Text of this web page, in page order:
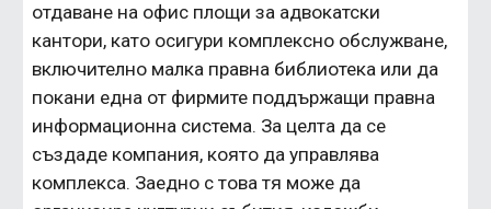
отдаване на офис площи за адвокатски
кантори, като осигури комплексно обслужване,
включително малка правна библиотека или да
покани една от фирмите поддържащи правна
информационна система. За целта да се
създаде компания, която да управлява
комплекса. Заедно с това тя може да